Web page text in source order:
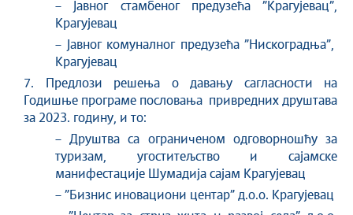
– Јавног стамбеног предузећа ”Крагујевац”,
Крагујевац
– Јавног комуналног предузећа ”Нискоградња”,
Крагујевац
7. Предлози решења о давању сагласности на
Годишње програме пословања привредних друштава
за 2023. годину, и то:
– Друштва са ограниченом одговорношћу за
туризам, угоститељство и сајамске
манифестације Шумадија сајам Крагујевац
– ”Бизнис иновациони центар” д.о.о. Крагујевац